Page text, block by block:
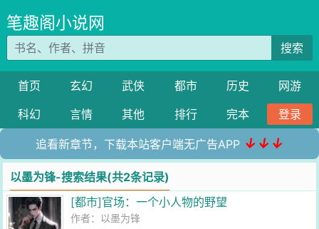
笔趣阁小说网
搜索
首页 玄幻 武侠 都市 历史
网游
科幻
言情 其他 排行 完本 登录
追看新章节，下载本站客户端无广告APP ↓↓↓
以墨为锋-搜索结果(共2条记录)
[都市]官场：一个小人物的野望
作者： 以墨为锋